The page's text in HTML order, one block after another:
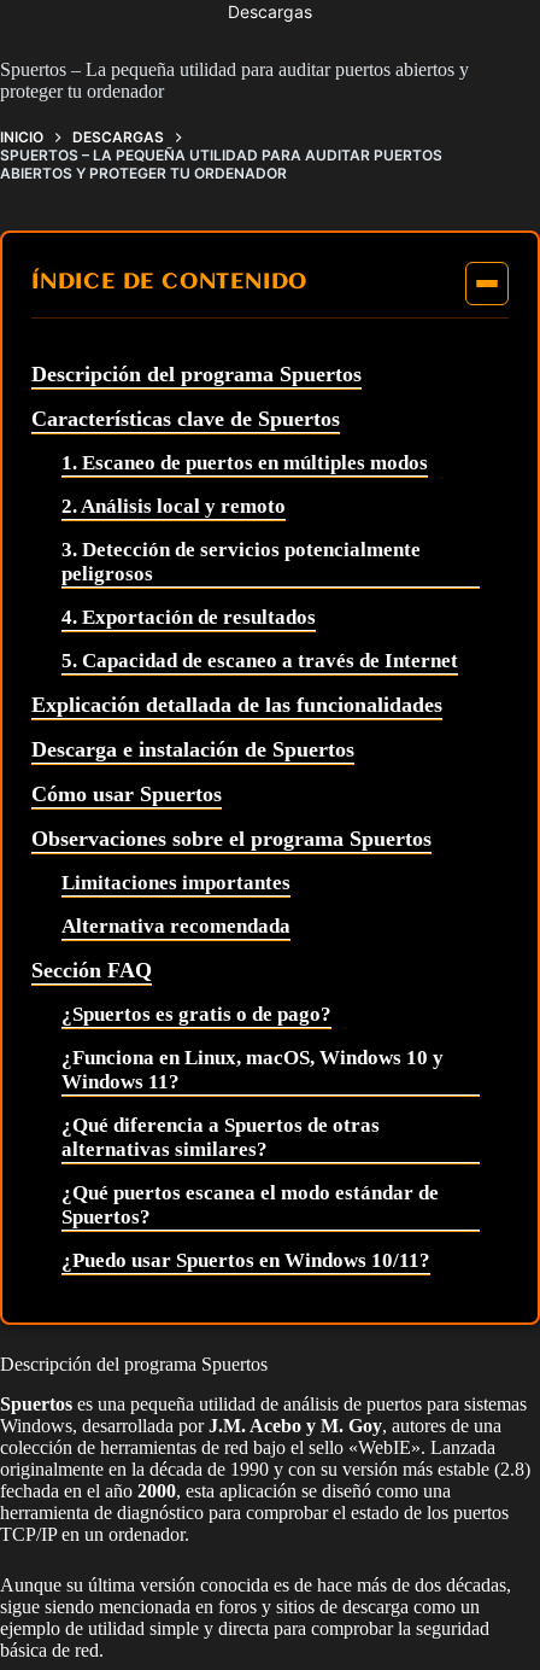
Descargas
Spuertos – La pequeña utilidad para auditar puertos abiertos y
proteger tu ordenador
INICIO
DESCARGAS
SPUERTOS – LA PEQUEÑA UTILIDAD PARA AUDITAR PUERTOS
ABIERTOS Y PROTEGER TU ORDENADOR
ÍNDICE DE CONTENIDO
Descripción del programa Spuertos
Características clave de Spuertos
1. Escaneo de puertos en múltiples modos
2. Análisis local y remoto
3. Detección de servicios potencialmente
peligrosos
4. Exportación de resultados
5. Capacidad de escaneo a través de Internet
Explicación detallada de las funcionalidades
Descarga e instalación de Spuertos
Cómo usar Spuertos
Observaciones sobre el programa Spuertos
Limitaciones importantes
Alternativa recomendada
Sección FAQ
¿Spuertos es gratis o de pago?
¿Funciona en Linux, macOS, Windows 10 y
Windows 11?
¿Qué diferencia a Spuertos de otras
alternativas similares?
¿Qué puertos escanea el modo estándar de
Spuertos?
¿Puedo usar Spuertos en Windows 10/11?
Descripción del programa Spuertos
Spuertos es una pequeña utilidad de análisis de puertos para sistemas
Windows, desarrollada porJ.M. Acebo y M. Goy, autores de una
colección de herramientas de red bajo el sello «WebIE». Lanzada
originalmente en la década de 1990 y con su versión más estable (2.8)
fechada en el año 2000, esta aplicación se diseñó como una
herramienta de diagnóstico para comprobar el estado de los puertos
TCP/IP en un ordenador.
Aunque su última versión conocida es de hace más de dos décadas,
sigue siendo mencionada en foros y sitios de descarga como un
ejemplo de utilidad simple y directa para comprobar la seguridad
básica de red.